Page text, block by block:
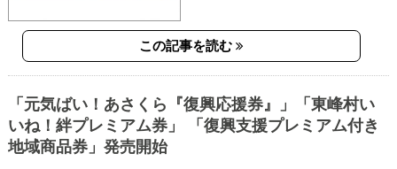
この記事を読む
「元気ばい！あさくら『復興応援券』」「東峰村い
いね！絆プレミアム券」 「復興支援プレミアム付き
地域商品券」発売開始